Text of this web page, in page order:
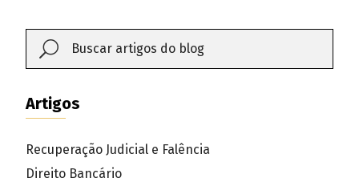
Artigos
Recuperação Judicial e Falência
Direito Bancário